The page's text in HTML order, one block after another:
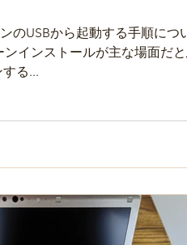
のUSBから起動する手順に
ンインストールが主な場面だ
る...